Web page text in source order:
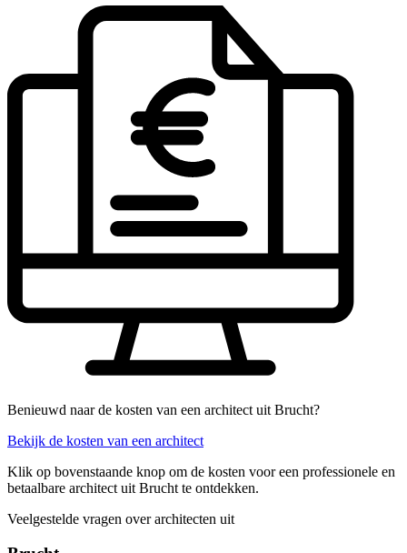
Benieuwd naar de kosten van een architect uit Brucht?
Bekijk de kosten van een architect
Klik op bovenstaande knop om de kosten voor een professionele en
betaalbare architect uit Brucht te ontdekken.
Veelgestelde vragen over architecten uit